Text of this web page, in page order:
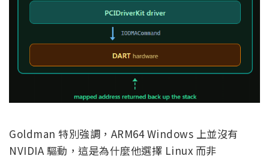
Goldman 特別強調，ARM64 Windows 上並沒有
NVIDIA 驅動，這是為什麼他選擇 Linux 而非